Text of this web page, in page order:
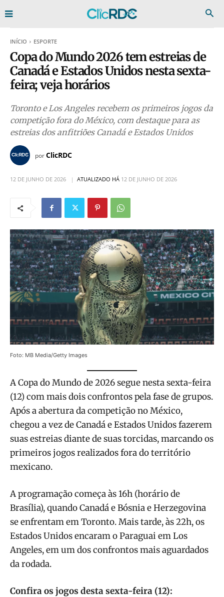
INÍCIO ESPORTE
Copa do Mundo 2026 tem estreias de
Canadá e Estados Unidos nesta sexta-
feira; veja horários
Toronto e Los Angeles recebem os primeiros jogos da
competição fora do México, com destaque para as
estreias dos anfitriões Canadá e Estados Unidos
porClicRDC
12 DE JUNHO DE 2026 ATUALIZADO HÁ 12 DE JUNHO DE 2026
Foto: MB Media/Getty Images
A Copa do Mundo de 2026 segue nesta sexta-feira
(12) com mais dois confrontos pela fase de grupos.
Após a abertura da competição no México,
chegou a vez de Canadá e Estados Unidos fazerem
suas estreias diante de suas torcidas, marcando os
primeiros jogos realizados fora do território
mexicano.
A programação começa às 16h (horário de
Brasília), quando Canadá e Bósnia e Herzegovina
se enfrentam em Toronto. Mais tarde, às 22h, os
Estados Unidos encaram o Paraguai em Los
Angeles, em um dos confrontos mais aguardados
da rodada.
Confira os jogos desta sexta-feira (12):